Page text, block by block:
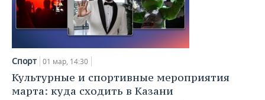
Спорт 01 мар, 14:30
Культурные и спортивные мероприятия
марта: куда сходить в Казани